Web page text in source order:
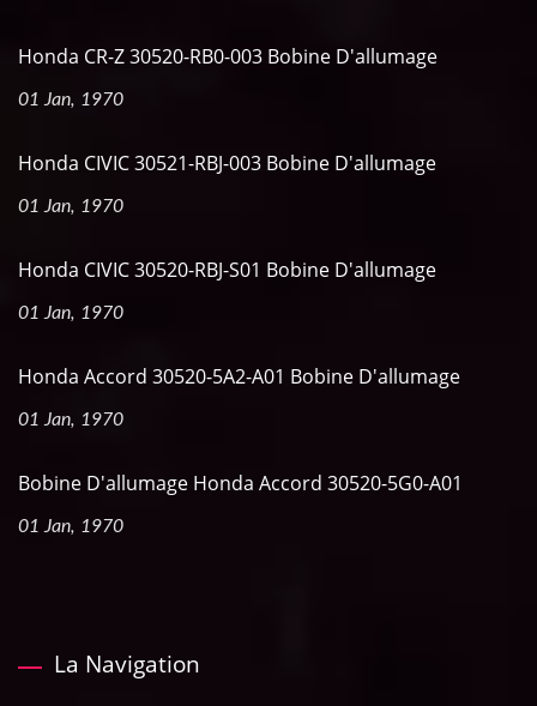
Honda CR-Z 30520-RB0-003 Bobine D'allumage
01 Jan, 1970
Honda CIVIC 30521-RBJ-003 Bobine D'allumage
01 Jan, 1970
Honda CIVIC 30520-RBJ-S01 Bobine D'allumage
01 Jan, 1970
Honda Accord 30520-5A2-A01 Bobine D'allumage
01 Jan, 1970
Bobine D'allumage Honda Accord 30520-5G0-A01
01 Jan, 1970
La Navigation